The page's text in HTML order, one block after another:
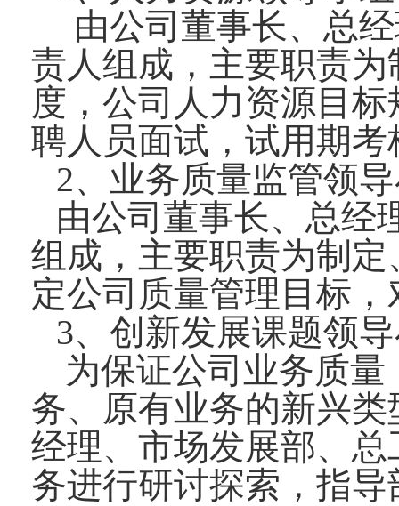
由公司董事长、总
责人组成，主要职责
度，公司人力资源目
聘人员面试，试用期
2、业务质量监管领
由公司董事长、总经
组成，主要职责为制
定公司质量管理目标
3、创新发展课题领
为保证公司业务质
务、原有业务的新兴
经理、市场发展部、
务进行研讨探索，指